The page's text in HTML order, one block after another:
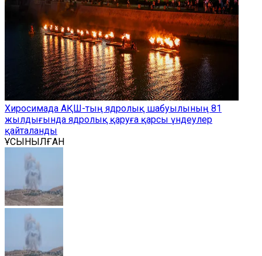
Хиросимада АҚШ-тың ядролық шабуылының 81
жылдығында ядролық қаруға қарсы үндеулер
қайталанды
ҰСЫНЫЛҒАН